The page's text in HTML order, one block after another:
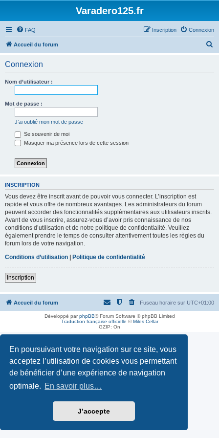
En poursuivant votre navigation sur ce site, vous
acceptez l’utilisation de cookies vous permettant
de bénéficier d’une expérience de navigation
optimale. En savoir plus…
J’accepte
Varadero125.fr
FAQ Connexion
Inscription
Accueil du forum
Connexion
Nom d’utilisateur :
Mot de passe :
J’ai oublié mon mot de passe
Se souvenir de moi
Masquer ma présence lors de cette session
INSCRIPTION
Vous devez être inscrit avant de pouvoir vous connecter. L’inscription est
rapide et vous offre de nombreux avantages. Les administrateurs du forum
peuvent accorder des fonctionnalités supplémentaires aux utilisateurs inscrits.
Avant de vous inscrire, assurez-vous d’avoir pris connaissance de nos
conditions d’utilisation et de notre politique de confidentialité. Veuillez
également prendre le temps de consulter attentivement toutes les règles du
forum lors de votre navigation.
Conditions d’utilisation | Politique de confidentialité
Inscription
Accueil du forum Fuseau horaire sur UTC+01:00
Développé parphpBB® Forum Software © phpBB Limited
Traduction française officielle ©Miles Cellar
GZIP: On